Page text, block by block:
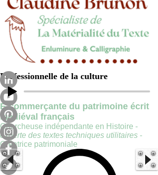
Professionnelle de la culture
E-commerçante du patrimoine écrit
médiéval français
Chercheuse indépendante en Histoire -
experte des textes techniques utilitaires -
Créatrice patrimoniale